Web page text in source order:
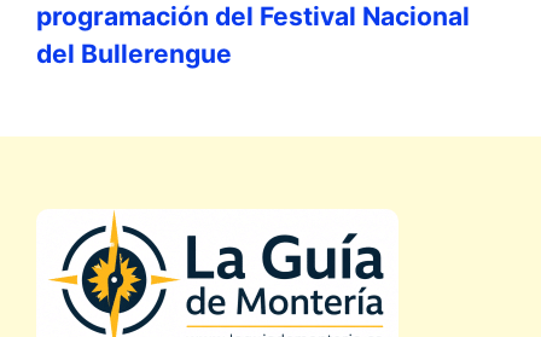
programación del Festival Nacional
del Bullerengue